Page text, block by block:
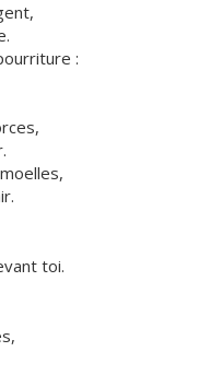
:
toi.